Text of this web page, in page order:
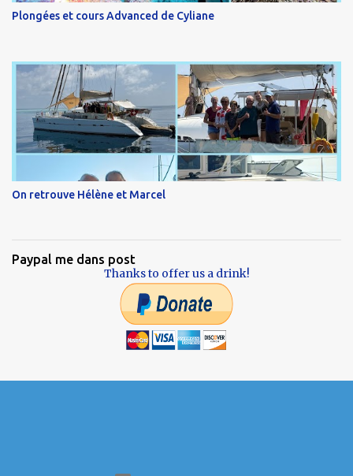
Plongées et cours Advanced de Cyliane
On retrouve Hélène et Marcel
Paypal me dans post
Thanks to offer us a drink!